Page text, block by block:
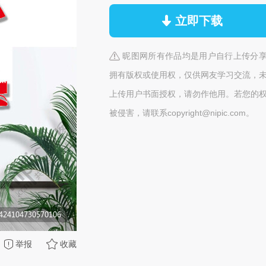
举报 收藏
立即下载
昵图网所有作品均是用户自行上传分
拥有版权或使用权，仅供网友学习交流，
上传用户书面授权，请勿作他用。若您的
被侵害，请联系copyright@nipic.com。